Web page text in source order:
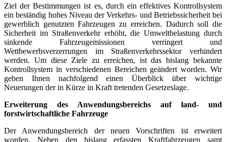
Ziel der Bestimmungen ist es, durch ein effektives Kontrollsystem
ein beständig hohes Niveau der Verkehrs- und Betriebssicherheit bei
gewerblich genutzten Fahrzeugen zu erreichen. Dadurch soll die
Sicherheit im Straßenverkehr erhöht, die Umweltbelastung durch
sinkende Fahrzeugemissionen verringert und
Wettbewerbsverzerrungen im Straßenverkehrssektor verhindert
werden. Um diese Ziele zu erreichen, ist das bislang bekannte
Kontrollsystem in verschiedenen Bereichen geändert worden. Wir
geben Ihnen nachfolgend einen Überblick über wichtige
Neuerungen der in Kürze in Kraft tretenden Gesetzeslage.
Erweiterung des Anwendungsbereichs auf land- und
forstwirtschaftliche Fahrzeuge
Der Anwendungsbereich der neuen Vorschriften ist erweitert
worden. Neben den bislang erfassten Kraftfahrzeugen samt